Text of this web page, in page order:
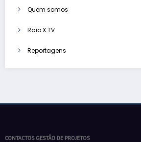
Quem somos
Raio X TV
Reportagens
CONTACTOS GESTÃO DE PROJETOS